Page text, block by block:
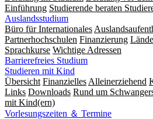
Einführung Studierende beraten
Auslandsstudium
Büro für Internationales
Partnerhochschulen Finanzierung
Sprachkurse Wichtige Adressen
Barrierefreies Studium
Studieren mit Kind
Übersicht Finanzielles Alleinerziehend
Links Downloads Rund um
mit Kind(ern)
Vorlesungszeiten ＆ Termine